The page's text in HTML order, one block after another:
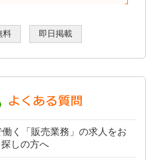
料 即日掲載
働く「販売業務」の求人をお
探しの方へ